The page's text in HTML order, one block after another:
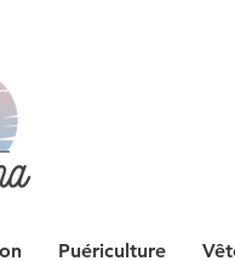
Puériculture